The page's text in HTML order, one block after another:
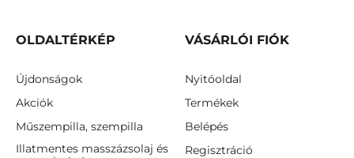
OLDALTÉRKÉP
Újdonságok
Akciók
Műszempilla, szempilla
Illatmentes masszázsolaj és
VÁSÁRLÓI FIÓK
Nyitóoldal
Termékek
Belépés
Regisztráció